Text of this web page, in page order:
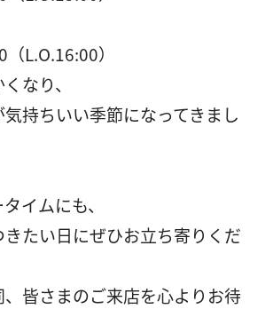
L.O.16:00）
なり、
持ちいい季節になってきまし
イムにも、
たい日にぜひお立ち寄りくだ
、皆さまのご来店を心よりお待